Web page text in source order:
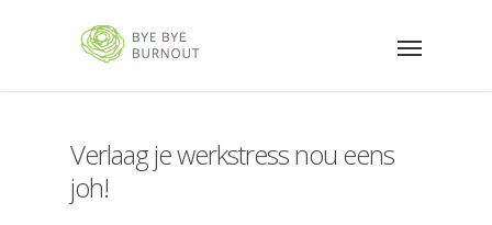
Verlaag je werkstress nou eens
joh!